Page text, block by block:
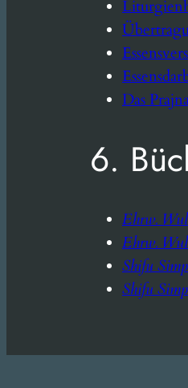
Das
6.
Ehrw.
Ehrw.
Shifu
Shifu